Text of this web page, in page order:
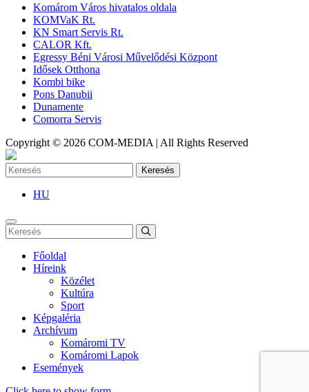
Komárom Város hivatalos oldala
KOMVaK Rt.
KN Smart Servis Rt.
CALOR Kft.
Egressy Béni Városi Művelődési Központ
Idősek Otthona
Kombi bike
Pons Danubii
Dunamente
Comorra Servis
Copyright © 2026 COM-MEDIA | All Rights Reserved
Keresés
HU
Főoldal
Híreink
Közélet
Kultúra
Sport
Képgaléria
Archívum
Komáromi TV
Komáromi Lapok
Események